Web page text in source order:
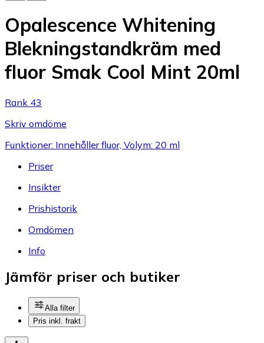
Opalescence Whitening
Blekningstandkräm med
fluor Smak Cool Mint 20ml
Rank 43
Skriv omdöme
Funktioner: Innehåller fluor, Volym: 20 ml
Priser
Insikter
Prishistorik
Omdömen
Info
Jämför priser och butiker
Alla filter
Pris inkl. frakt